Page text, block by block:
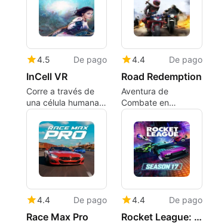
4.5 De pago
InCell VR
Corre a través de
una célula humana:
InCell VR en Mac
4.4 De pago
Road Redemption
Aventura de
Combate en
Motocicleta
4.4 De pago
Race Max Pro
4.4 De pago
Rocket League: Season 17